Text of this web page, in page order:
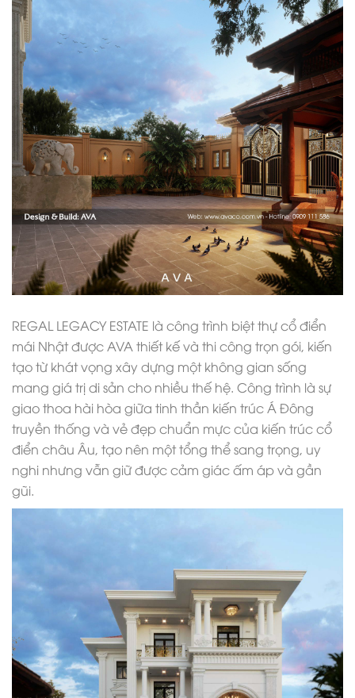
REGAL LEGACY ESTATE là công trình biệt thự cổ điển
mái Nhật được AVA thiết kế và thi công trọn gói, kiến
tạo từ khát vọng xây dựng một không gian sống
mang giá trị di sản cho nhiều thế hệ. Công trình là sự
giao thoa hài hòa giữa tinh thần kiến trúc Á Đông
truyền thống và vẻ đẹp chuẩn mực của kiến trúc cổ
điển châu Âu, tạo nên một tổng thể sang trọng, uy
nghi nhưng vẫn giữ được cảm giác ấm áp và gần
gũi.